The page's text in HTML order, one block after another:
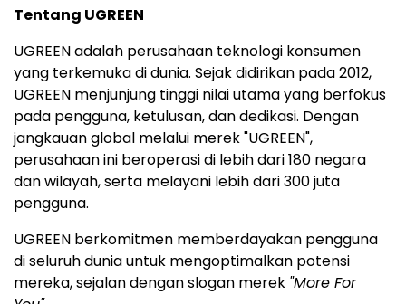
Tentang UGREEN
UGREEN adalah perusahaan teknologi konsumen
yang terkemuka di dunia. Sejak didirikan pada 2012,
UGREEN menjunjung tinggi nilai utama yang berfokus
pada pengguna, ketulusan, dan dedikasi. Dengan
jangkauan global melalui merek "UGREEN",
perusahaan ini beroperasi di lebih dari 180 negara
dan wilayah, serta melayani lebih dari 300 juta
pengguna.
UGREEN berkomitmen memberdayakan pengguna
di seluruh dunia untuk mengoptimalkan potensi
mereka, sejalan dengan slogan merek "More For